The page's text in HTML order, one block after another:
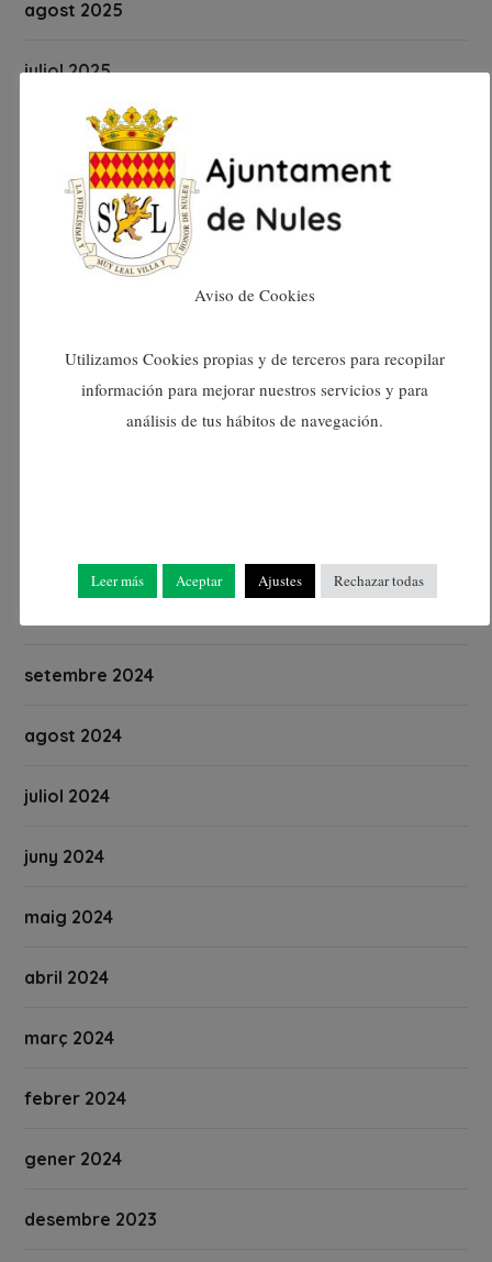
agost 2025
juliol 2025
juny 2025
maig 2025
abril 2025
febrer 2025
setembre 2024
agost 2024
juliol 2024
juny 2024
maig 2024
abril 2024
març 2024
febrer 2024
gener 2024
desembre 2023
Aviso de Cookies
Utilizamos Cookies propias y de terceros para recopilar
información para mejorar nuestros servicios y para
análisis de tus hábitos de navegación.
Leer más Aceptar Ajustes Rechazar todas